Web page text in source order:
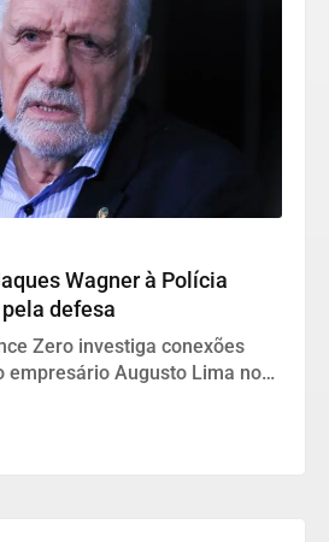
Wagner à Polícia
defesa
Zero investiga conexões
empresário Augusto Lima no
Master.